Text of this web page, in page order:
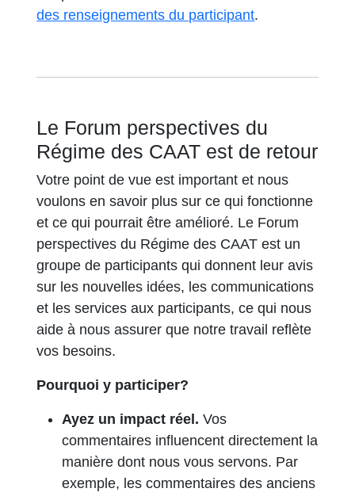
des renseignements du participants’ouvre dans
.
Le Forum perspectives du
Régime des CAAT est de retour
Votre point de vue est important et nous
voulons en savoir plus sur ce qui fonctionne
et ce qui pourrait être amélioré. Le Forum
perspectives du Régime des CAAT est un
groupe de participants qui donnent leur avis
sur les nouvelles idées, les communications
et les services aux participants, ce qui nous
aide à nous assurer que notre travail reflète
vos besoins.
Pourquoi y participer?
Ayez un impact réel.Vos
commentaires influencent directement la
manière dont nous vous servons. Par
exemple, les commentaires des anciens